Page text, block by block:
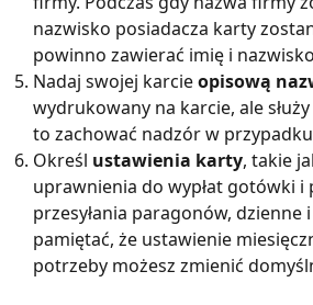
nazwisko posiadacza karty
powinno zawierać imię i
Nadaj swojej karcie opisową
wydrukowany na karcie, ale
to zachować nadzór w
Określ ustawienia karty, takie
uprawnienia do wypłat gotówki i
przesyłania paragonów,
pamiętać, że ustawienie
potrzeby możesz zmienić